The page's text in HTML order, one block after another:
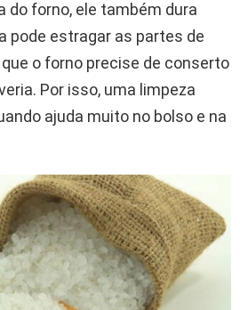
do forno, ele também dura
pode estragar as partes de
o forno precise de conserto
Por isso, uma limpeza
ajuda muito no bolso e na